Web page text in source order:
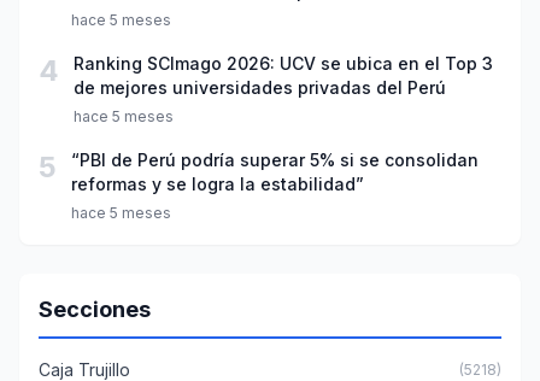
año escolar 2026
hace 5 meses
4
Ranking SCImago 2026: UCV se ubica en el Top 3
de mejores universidades privadas del Perú
hace 5 meses
5
“PBI de Perú podría superar 5% si se consolidan
reformas y se logra la estabilidad”
hace 5 meses
Secciones
Caja Trujillo (5218)